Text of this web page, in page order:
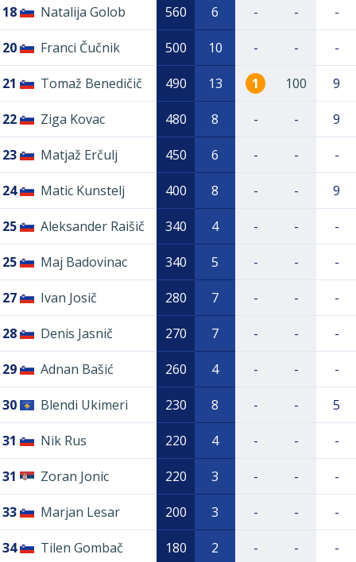
18 Natalija Golob 560 6 - - -
20 Franci Čučnik 500 10 - - -
21 Tomaž Benedičič 490 13 1 100 9
22 Ziga Kovac 480 8 - - 9
23 Matjaž Erčulj 450 6 - - -
24 Matic Kunstelj 400 8 - - 9
25 Aleksander Raišič 340 4 - - -
25 Maj Badovinac 340 5 - - -
27 Ivan Josič 280 7 - - -
28 Denis Jasnič 270 7 - - -
29 Adnan Bašić 260 4 - - -
30 Blendi Ukimeri 230 8 - - 5
31 Nik Rus 220 4 - - -
31 Zoran Jonic 220 3 - - -
33 Marjan Lesar 200 3 - - -
34 Tilen Gombač 180 2 - - -